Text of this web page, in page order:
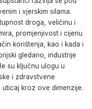
i vjerskim silama.
droga, veličinu i
promjenjivost i cijenu
korištenja, kao i kada i
gledano, industrije
su ključnu ulogu u
i zdravstvene
kroz ove dimenzije.